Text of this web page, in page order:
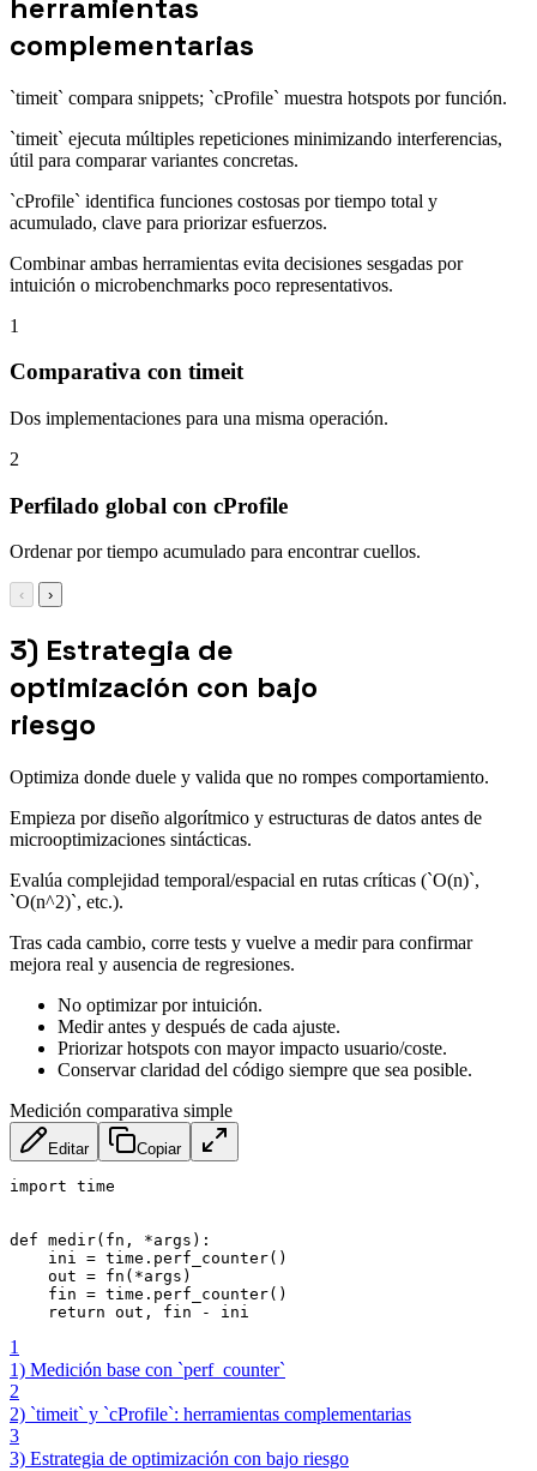
complementarias
`timeit` compara snippets; `cProfile` muestra hotspots por función.
`timeit` ejecuta múltiples repeticiones minimizando interferencias,
útil para comparar variantes concretas.
`cProfile` identifica funciones costosas por tiempo total y
acumulado, clave para priorizar esfuerzos.
Combinar ambas herramientas evita decisiones sesgadas por
intuición o microbenchmarks poco representativos.
1
Comparativa con timeit
Dos implementaciones para una misma operación.
2
Perfilado global con cProfile
Ordenar por tiempo acumulado para encontrar cuellos.
‹ ›
3) Estrategia de
optimización con bajo
riesgo
Optimiza donde duele y valida que no rompes comportamiento.
Empieza por diseño algorítmico y estructuras de datos antes de
microoptimizaciones sintácticas.
Evalúa complejidad temporal/espacial en rutas críticas (`O(n)`,
`O(n^2)`, etc.).
Tras cada cambio, corre tests y vuelve a medir para confirmar
mejora real y ausencia de regresiones.
No optimizar por intuición.
Medir antes y después de cada ajuste.
Priorizar hotspots con mayor impacto usuario/coste.
Conservar claridad del código siempre que sea posible.
Medición comparativa simple
Editar Copiar
import time
def medir(fn, *args):
    ini = time.perf_counter()
    out = fn(*args)
    fin = time.perf_counter()
    return out, fin - ini
1
1) Medición base con `perf_counter`
2
2) `timeit` y `cProfile`: herramientas complementarias
3
3) Estrategia de optimización con bajo riesgo